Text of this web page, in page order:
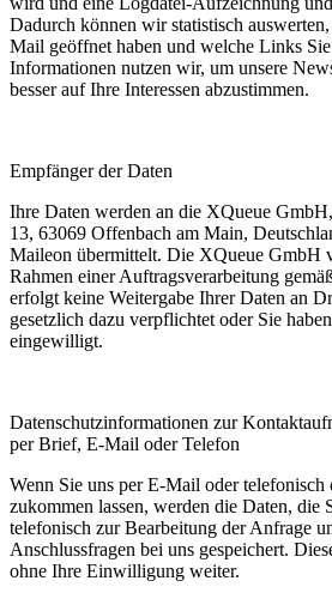
Dadurch können wir statistisch
Mail geöffnet haben und welche Links
Informationen nutzen wir, um unsere
besser auf Ihre Interessen abzustimmen.
Empfänger der Daten
Ihre Daten werden an die XQueue
13, 63069 Offenbach am Main,
Maileon übermittelt. Die XQueue GmbH
Rahmen einer Auftragsverarbeitung
erfolgt keine Weitergabe Ihrer Daten an
gesetzlich dazu verpflichtet oder Sie
eingewilligt.
Datenschutz­informationen zur
per Brief, E-Mail oder Telefon
Wenn Sie uns per E-Mail oder telefonisch
zukommen lassen, werden die Daten, die
telefonisch zur Bearbeitung der Anfrage
Anschlussfragen bei uns gespeichert.
ohne Ihre Einwilligung weiter.